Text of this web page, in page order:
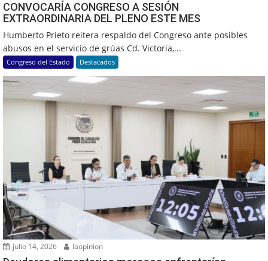
CONVOCARÍA CONGRESO A SESIÓN
EXTRAORDINARIA DEL PLENO ESTE MES
Humberto Prieto reitera respaldo del Congreso ante posibles
abusos en el servicio de grúas Cd. Victoria,...
Congreso del Estado Destacados
julio 14, 2026 laopinion